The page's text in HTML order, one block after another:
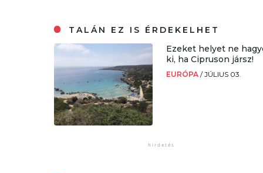
TALÁN EZ IS ÉRDEKELHET
Ezeket helyet ne
ki, ha Cipruson jársz!
EURÓPA/JÚLIUS 03.